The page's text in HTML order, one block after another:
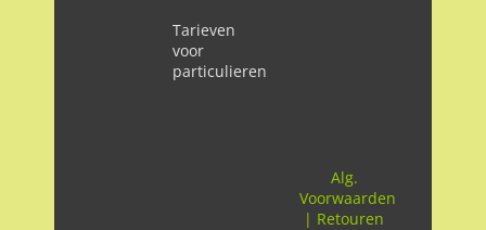
Tarieven
voor
particulieren
Alg.
Voorwaarden
| Retouren